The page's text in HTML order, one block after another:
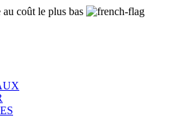
coût le plus bas